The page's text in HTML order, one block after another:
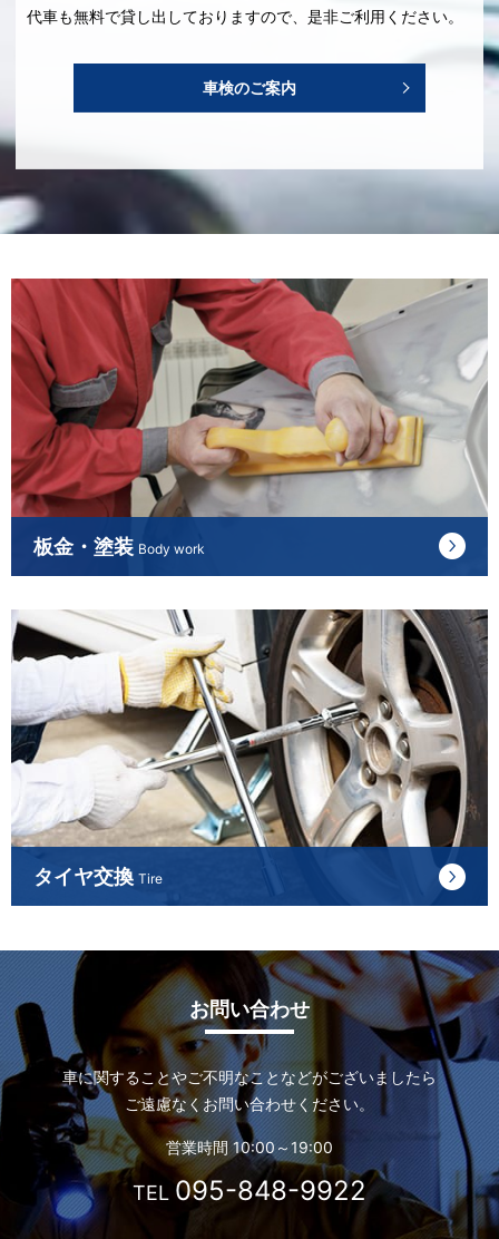
代車も無料で貸し出しておりますので、是非ご利用ください。
車検のご案内
板金・塗装 Body work
タイヤ交換 Tire
お問い合わせ
車に関することやご不明なことなどがございましたら
ご遠慮なくお問い合わせください。
営業時間 10:00～19:00
TEL 095-848-9922